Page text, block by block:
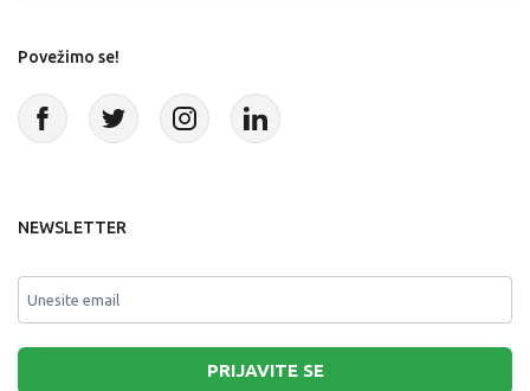
Povežimo se!
NEWSLETTER
PRIJAVITE SE